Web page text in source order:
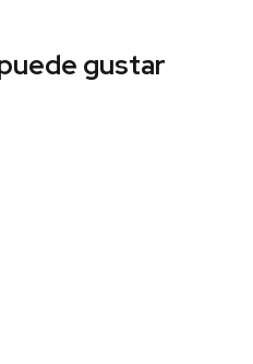
gustar